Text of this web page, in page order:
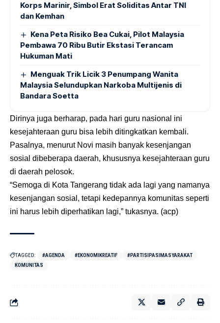
Korps Marinir, Simbol Erat Soliditas Antar TNI
dan Kemhan
Kena Peta Risiko Bea Cukai, Pilot Malaysia
Pembawa 70 Ribu Butir Ekstasi Terancam
Hukuman Mati
Menguak Trik Licik 3 Penumpang Wanita
Malaysia Selundupkan Narkoba Multijenis di
Bandara Soetta
Dirinya juga berharap, pada hari guru nasional ini
kesejahteraan guru bisa lebih ditingkatkan kembali.
Pasalnya, menurut Novi masih banyak kesenjangan
sosial dibeberapa daerah, khususnya kesejahteraan guru
di daerah pelosok.
“Semoga di Kota Tangerang tidak ada lagi yang namanya
kesenjangan sosial, tetapi kedepannya komunitas seperti
ini harus lebih diperhatikan lagi,” tukasnya. (acp)
TAGGED: #AGENDA #EKONOMIKREATIF
#PARTISIPASIMASYARAKAT
KOMUNITAS